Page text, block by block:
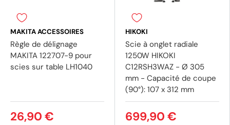
MAKITA ACCESSOIRES
Règle de délignage
MAKITA 122707-9 pour
scies sur table LH1040
26,90 €
HIKOKI
Scie à onglet radiale
1250W HIKOKI
C12RSH3WAZ - Ø 305
mm - Capacité de coupe
(90°): 107 x 312 mm
699,90 €